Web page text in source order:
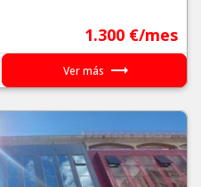
1.300 €/mes
Ver más trending_flat
Next